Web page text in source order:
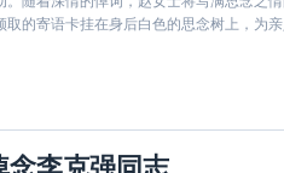
卡挂在身后白色的思念树上，为亲人祈福。